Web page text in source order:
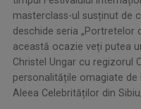
masterclass-ul susținut de
deschide seria „Portretelor
această ocazie veți putea
Christel Ungar cu regizorul
personalitățile omagiate de
Aleea Celebrităților din